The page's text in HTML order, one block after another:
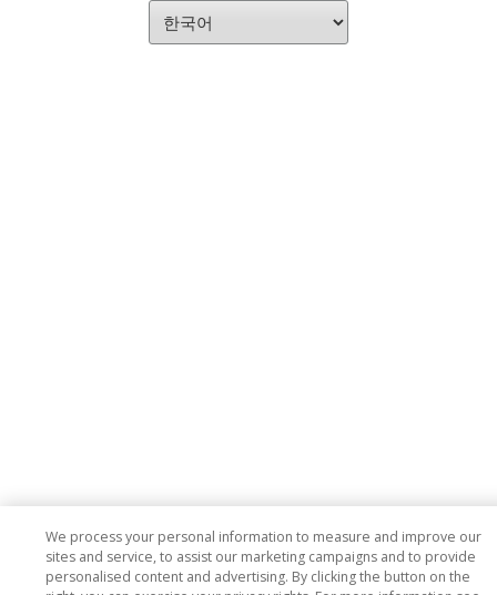
We process your personal information to measure and improve our
sites and service, to assist our marketing campaigns and to provide
personalised content and advertising. By clicking the button on the